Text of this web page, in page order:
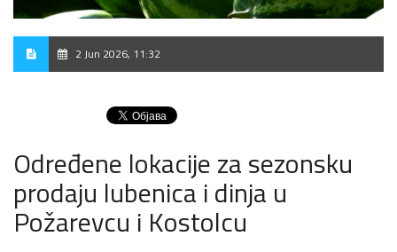
2 Jun 2026, 11:32
Određene lokacije za sezonsku
prodaju lubenica i dinja u
Požarevcu i Kostolcu